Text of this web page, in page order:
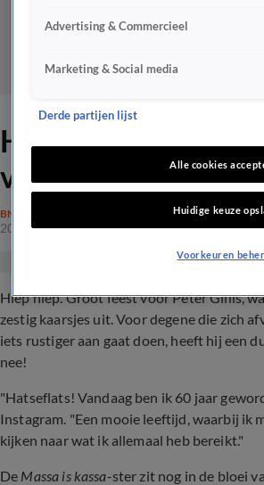
HATSEFLATS!
voor Peter Gillis
BN'ERS
20 mrt 2022, 12:52
Hiep hiep. Groot feest voor Peter Gillis,
zestig kaarsjes uit. Voor degene die zich
iets rustiger aan gaat doen, heeft hij een
nee!
"Hatseflats! Vandaag ben ik 60 jaar
Instagram. "Een mooie leeftijd, waarbij ik
kijken naar wat ik allemaal heb bereikt."
De Massa is kassa-ster zit nog in de bloei
Advertising & Commercieel
Marketing & Social media
Derde partijen lijst
Alle cookies
Huidige keuze
Voorkeuren